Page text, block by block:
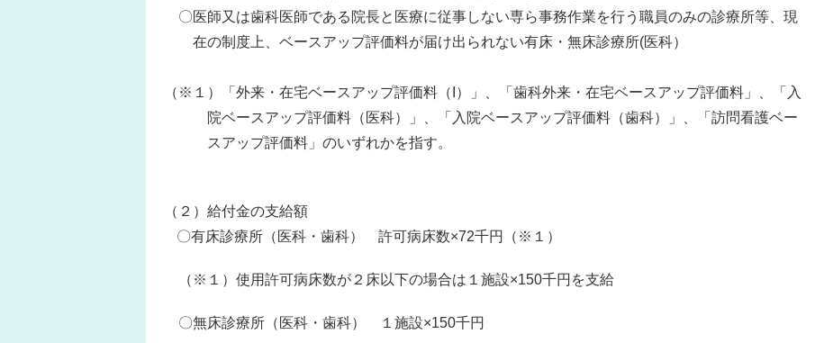
〇医師又は歯科医師である院長と医療に従事しない専ら事務作業を行う職員のみの診療所等、現
在の制度上、ベースアップ評価料が届け出られない有床・無床診療所(医科）
（※１）「外来・在宅ベースアップ評価料（I）」、「歯科外来・在宅ベースアップ評価料」、「入
院ベースアップ評価料（医科）」、「入院ベースアップ評価料（歯科）」、「訪問看護ベー
スアップ評価料」のいずれかを指す。
（２）給付金の支給額
〇有床診療所（医科・歯科） 許可病床数×72千円（※１）
（※１）使用許可病床数が２床以下の場合は１施設×150千円を支給
〇無床診療所（医科・歯科） １施設×150千円